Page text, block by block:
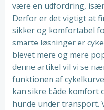
være en udfordring,
Derfor er det vigtigt at
sikker og komfortabel
smarte løsninger er
blevet mere og mere
denne artikel vil vi se
funktionen af
kan sikre både komfort
hunde under transport.